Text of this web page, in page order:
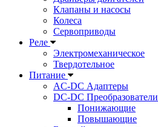
Клапаны и насосы
Колеса
Сервоприводы
Реле
Электромеханическое
Твердотельное
Питание
AC-DC Адаптеры
DC-DC Преобразователи
Понижающие
Повышающие